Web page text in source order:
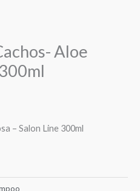
Aloe
– Salon Line 300ml